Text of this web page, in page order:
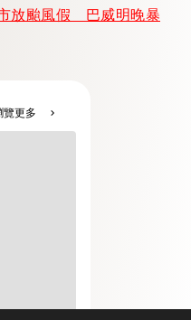
放颱風假 巴威明晚暴
覽更多 chevron_right